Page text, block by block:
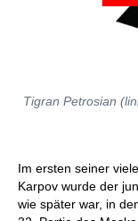
Tigran Petrosian
Im ersten seiner
Karpov wurde der
wie später war, in